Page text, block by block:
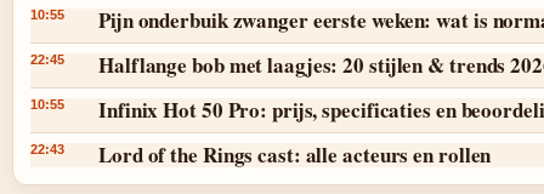
10:55 Pijn onderbuik zwanger eerste weken: wat is
22:45 Halflange bob met laagjes: 20 stijlen & trends
10:55 Infinix Hot 50 Pro: prijs, specificaties en
22:43 Lord of the Rings cast: alle acteurs en rollen